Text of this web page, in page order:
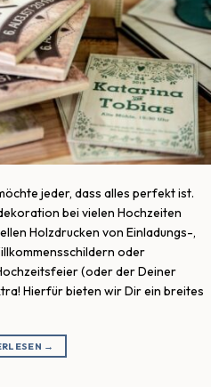
jeder, dass alles perfekt ist.
bei vielen Hochzeiten
Holzdrucken von Einladungs-,
oder
(oder der Deiner
Hierfür bieten wir Dir ein breites
→